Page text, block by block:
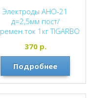
Электроды АНО-21
д=2,5мм пост/
1кг TIGARBO
TIGARBO
370р.
Подробнее